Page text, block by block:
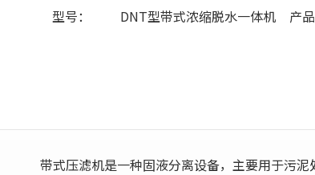
型号： DNT型带式浓缩脱水一体机 产
带式压滤机‌是一种固液分离设备，主要用于污